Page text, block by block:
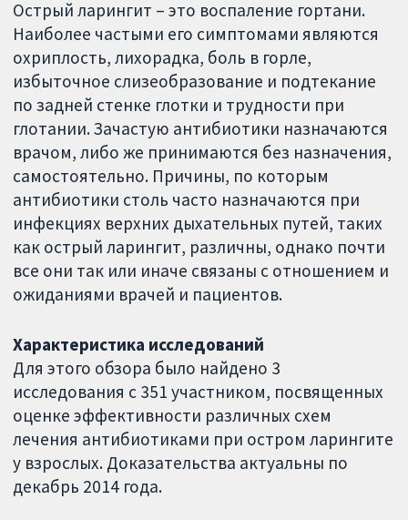
Острый ларингит – это воспаление гортани.
Наиболее частыми его симптомами являются
охриплость, лихорадка, боль в горле,
избыточное слизеобразование и подтекание
по задней стенке глотки и трудности при
глотании. Зачастую антибиотики назначаются
врачом, либо же принимаются без назначения,
самостоятельно. Причины, по которым
антибиотики столь часто назначаются при
инфекциях верхних дыхательных путей, таких
как острый ларингит, различны, однако почти
все они так или иначе связаны с отношением и
ожиданиями врачей и пациентов.
Характеристика исследований
Для этого обзора было найдено 3
исследования с 351 участником, посвященных
оценке эффективности различных схем
лечения антибиотиками при остром ларингите
у взрослых. Доказательства актуальны по
декабрь 2014 года.